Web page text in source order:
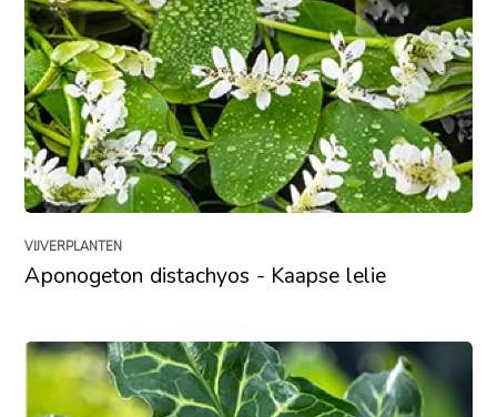
VIJVERPLANTEN
Aponogeton distachyos - Kaapse lelie